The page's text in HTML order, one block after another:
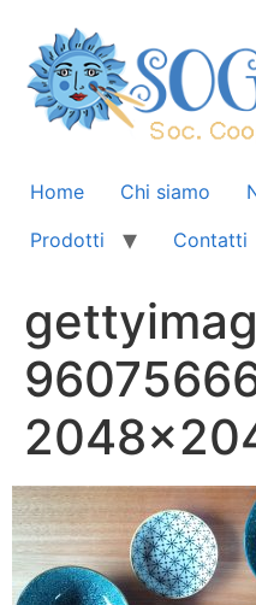
Home Chi siamo
Prodotti
Contatti